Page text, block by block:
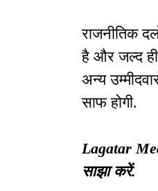
राजनीतिक
है और जल्द
अन्य
साफ होगी.
Lagatar
साझा करें.